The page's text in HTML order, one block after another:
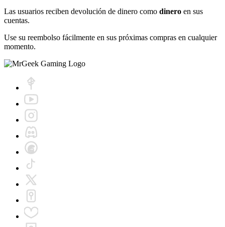
Las usuarios reciben devolución de dinero como dinero en sus
cuentas.
Use su reembolso fácilmente en sus próximas compras en cualquier
momento.